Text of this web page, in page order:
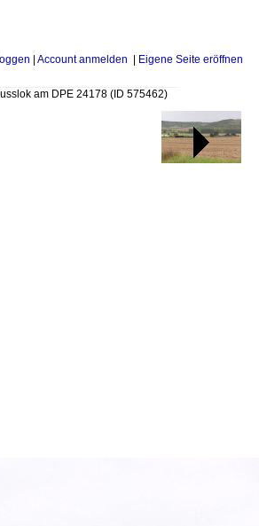
Account anmelden Eigene Seite eröffnen
am DPE 24178 (ID 575462)